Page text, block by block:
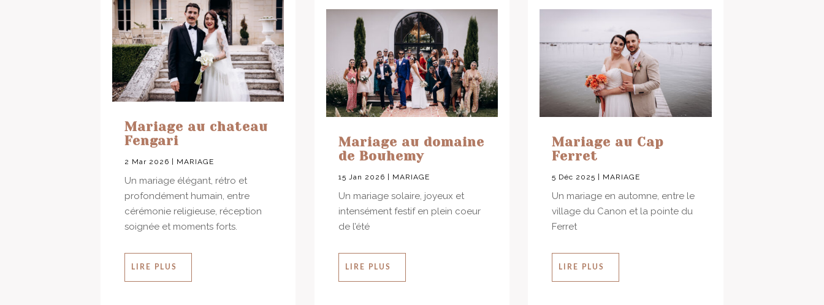
Mariage au chateau
Fengari
2 Mar 2026 | MARIAGE
Un mariage élégant, rétro et
profondément humain, entre
cérémonie religieuse, réception
soignée et moments forts.
LIRE PLUS
Mariage au domaine
de Bouhemy
15 Jan 2026 | MARIAGE
Un mariage solaire, joyeux et
intensément festif en plein coeur
de l’été
LIRE PLUS
Mariage au Cap
Ferret
5 Déc 2025 | MARIAGE
Un mariage en automne, entre le
village du Canon et la pointe du
Ferret
LIRE PLUS